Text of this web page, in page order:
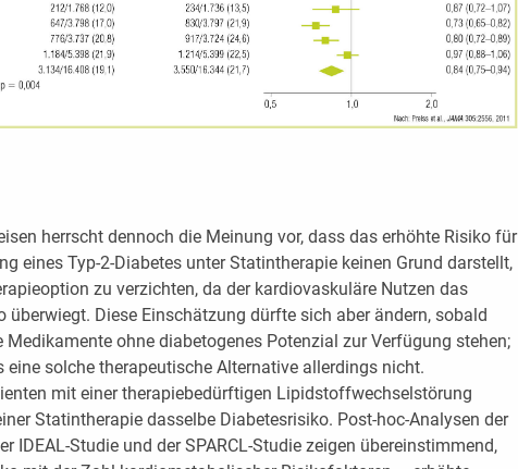
herrscht dennoch die Meinung vor, dass das erhöhte Risiko für
eines Typ-2-Diabetes unter Statintherapie keinen Grund darstellt,
zu verzichten, da der kardiovaskuläre Nutzen das
überwiegt. Diese Einschätzung dürfte sich aber ändern, sobald
Medikamente ohne diabetogenes Potenzial zur Verfügung stehen;
eine solche therapeutische Alternative allerdings nicht.
mit einer therapiebedürftigen Lipidstoffwechselstörung
Statintherapie dasselbe Diabetesrisiko. Post-hoc-Analysen der
IDEAL-Studie und der SPARCL-Studie zeigen übereinstimmend,